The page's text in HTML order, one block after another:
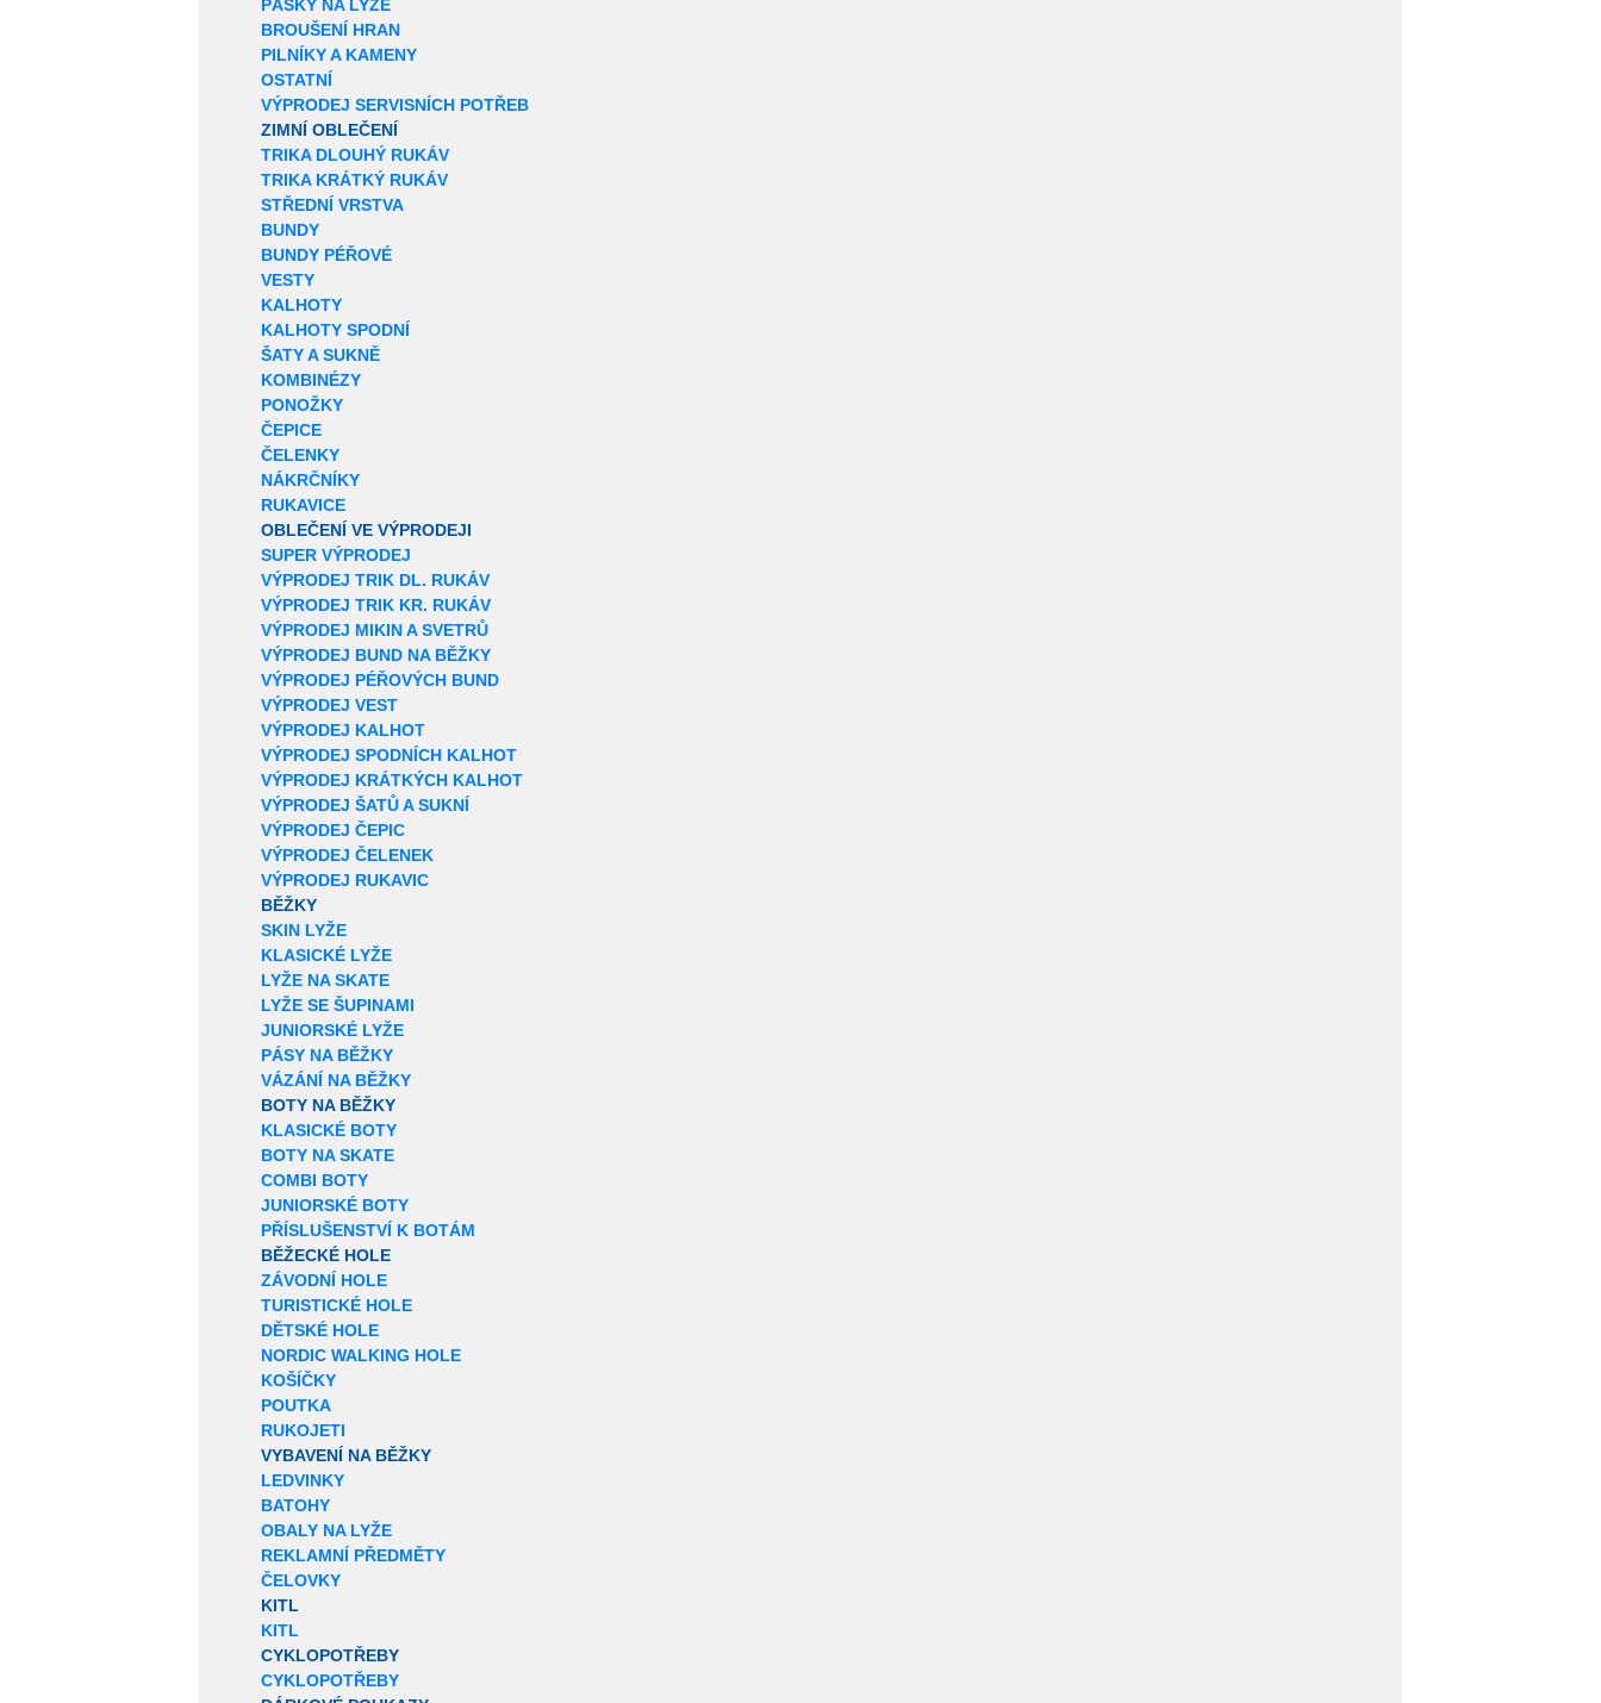
PÁSKY NA LYŽE
BROUŠENÍ HRAN
PILNÍKY A KAMENY
OSTATNÍ
VÝPRODEJ SERVISNÍCH POTŘEB
ZIMNÍ OBLEČENÍ
TRIKA DLOUHÝ RUKÁV
TRIKA KRÁTKÝ RUKÁV
STŘEDNÍ VRSTVA
BUNDY
BUNDY PÉŘOVÉ
VESTY
KALHOTY
KALHOTY SPODNÍ
ŠATY A SUKNĚ
KOMBINÉZY
PONOŽKY
ČEPICE
ČELENKY
NÁKRČNÍKY
RUKAVICE
OBLEČENÍ VE VÝPRODEJI
SUPER VÝPRODEJ
VÝPRODEJ TRIK DL. RUKÁV
VÝPRODEJ TRIK KR. RUKÁV
VÝPRODEJ MIKIN A SVETRŮ
VÝPRODEJ BUND NA BĚŽKY
VÝPRODEJ PÉŘOVÝCH BUND
VÝPRODEJ VEST
VÝPRODEJ KALHOT
VÝPRODEJ SPODNÍCH KALHOT
VÝPRODEJ KRÁTKÝCH KALHOT
VÝPRODEJ ŠATŮ A SUKNÍ
VÝPRODEJ ČEPIC
VÝPRODEJ ČELENEK
VÝPRODEJ RUKAVIC
BĚŽKY
SKIN LYŽE
KLASICKÉ LYŽE
LYŽE NA SKATE
LYŽE SE ŠUPINAMI
JUNIORSKÉ LYŽE
PÁSY NA BĚŽKY
VÁZÁNÍ NA BĚŽKY
BOTY NA BĚŽKY
KLASICKÉ BOTY
BOTY NA SKATE
COMBI BOTY
JUNIORSKÉ BOTY
PŘÍSLUŠENSTVÍ K BOTÁM
BĚŽECKÉ HOLE
ZÁVODNÍ HOLE
TURISTICKÉ HOLE
DĚTSKÉ HOLE
NORDIC WALKING HOLE
KOŠÍČKY
POUTKA
RUKOJETI
VYBAVENÍ NA BĚŽKY
LEDVINKY
BATOHY
OBALY NA LYŽE
REKLAMNÍ PŘEDMĚTY
ČELOVKY
KITL
KITL
CYKLOPOTŘEBY
CYKLOPOTŘEBY